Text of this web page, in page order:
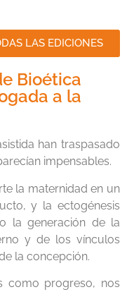
LAS EDICIONES
Bioética
a la
han traspasado
impensables.
la maternidad en un
y la ectogénesis
la generación de la
y de los vínculos
la concepción.
como progreso, nos